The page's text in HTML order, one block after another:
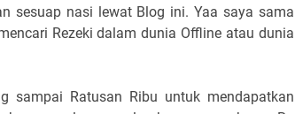
sesuap nasi lewat Blog ini. Yaa saya sama
Rezeki dalam dunia Offline atau dunia
sampai Ratusan Ribu untuk mendapatkan